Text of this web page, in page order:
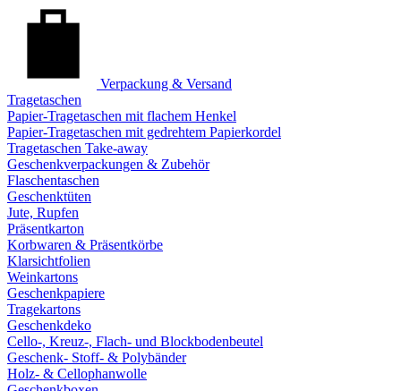
Verpackung & Versand
Tragetaschen
Papier-Tragetaschen mit flachem Henkel
Papier-Tragetaschen mit gedrehtem Papierkordel
Tragetaschen Take-away
Geschenkverpackungen & Zubehör
Flaschentaschen
Geschenktüten
Jute, Rupfen
Präsentkarton
Korbwaren & Präsentkörbe
Klarsichtfolien
Weinkartons
Geschenkpapiere
Tragekartons
Geschenkdeko
Cello-, Kreuz-, Flach- und Blockbodenbeutel
Geschenk- Stoff- & Polybänder
Holz- & Cellophanwolle